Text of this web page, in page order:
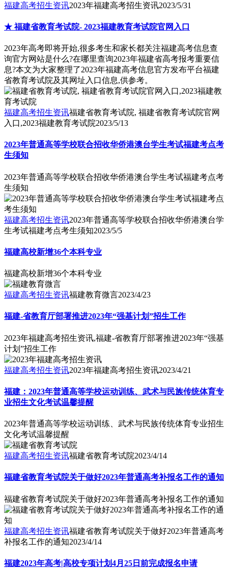
福建高考招生资讯2023年福建高考招生资讯2023/5/31
★ 福建省教育考试院- 2023福建教育考试院官网入口
2023年高考即将开始,很多考生和家长都关注福建高考信息查
询官方网站是什么?在哪里查询2023年福建省高考报考重要信
息?本文为大家整理了2023年福建高考信息官方发布平台福建
省教育考试院及其网址入口信息,供参考。
福建高考招生资讯福建省教育考试院, 福建省教育考试院官网
入口,2023福建教育考试院2023/5/13
2023年普通高等学校联合招收华侨港澳台学生考试福建考点考
生须知
2023年普通高等学校联合招收华侨港澳台学生考试福建考点考
生须知
福建高考招生资讯2023年普通高等学校联合招收华侨港澳台学
生考试福建考点考生须知2023/5/5
福建高校新增36个本科专业
福建高校新增36个本科专业
福建高考招生资讯福建教育微言2023/4/23
福建-省教育厅部署推进2023年“强基计划”招生工作
2023年福建高考招生资讯,福建-省教育厅部署推进2023年“强基
计划”招生工作
福建高考招生资讯2023年福建高考招生资讯2023/4/21
福建：2023年普通高等学校运动训练、武术与民族传统体育专
业招生文化考试温馨提醒
2023年普通高等学校运动训练、武术与民族传统体育专业招生
文化考试温馨提醒
福建高考招生资讯福建省教育考试院2023/4/14
福建省教育考试院关于做好2023年普通高考补报名工作的通知
福建省教育考试院关于做好2023年普通高考补报名工作的通知
福建高考招生资讯福建省教育考试院关于做好2023年普通高考
补报名工作的通知2023/4/14
福建2023年高考|高校专项计划4月25日前完成报名申请